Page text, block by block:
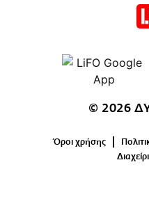
© 2026
Όροι χρήσης